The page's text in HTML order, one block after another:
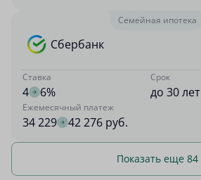
Семейная ипотека
Сбербанк
Ставка
4 6%
Срок
до 30 лет
Ежемесячный платеж
34 229 42 276 руб.
Показать еще 84